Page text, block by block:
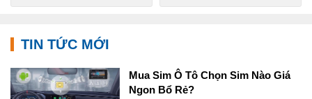
TIN TỨC MỚI
Mua Sim Ô Tô Chọn Sim Nào Giá
Ngon Bổ Rẻ?